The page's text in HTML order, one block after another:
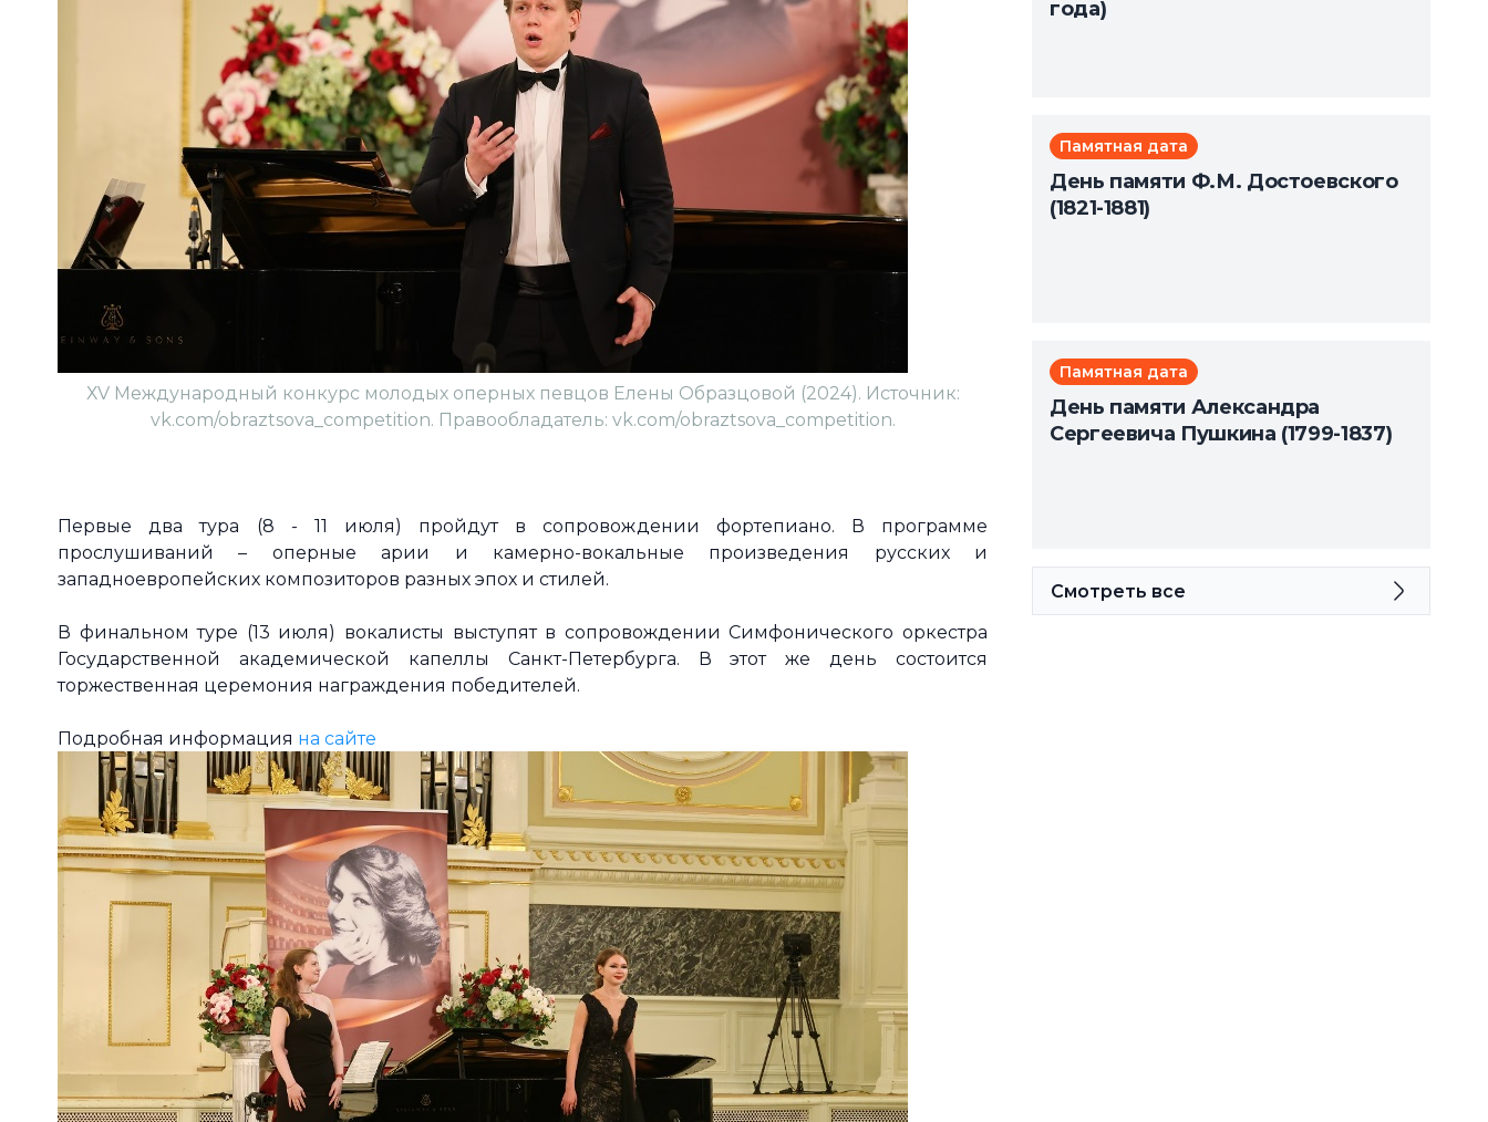
ХV Международный конкурс молодых оперных певцов Елены Образцовой (2024). Источник:
vk.com/obraztsova_competition. Правообладатель: vk.com/obraztsova_competition.
Первые два тура (8 - 11 июля) пройдут в сопровождении фортепиано. В программе
прослушиваний – оперные арии и камерно-вокальные произведения русских и
западноевропейских композиторов разных эпох и стилей.
В финальном туре (13 июля) вокалисты выступят в сопровождении Симфонического оркестра
Государственной академической капеллы Санкт-Петербурга. В этот же день состоится
торжественная церемония награждения победителей.
Подробная информация на сайте
года)
Памятная дата
День памяти Ф.М. Достоевского
(1821-1881)
Памятная дата
День памяти Александра
Сергеевича Пушкина (1799-1837)
Смотреть все